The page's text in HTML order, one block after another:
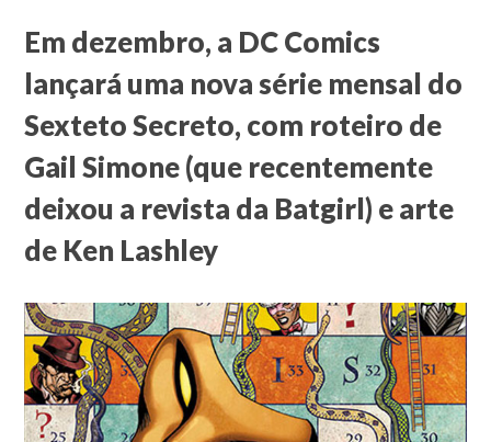
Em dezembro, a DC Comics
lançará uma nova série mensal do
Sexteto Secreto, com roteiro de
Gail Simone (que recentemente
deixou a revista da Batgirl) e arte
de Ken Lashley